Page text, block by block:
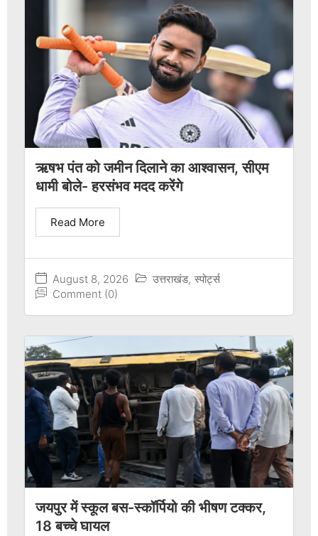
ऋषभ पंत को जमीन दिलाने का आश्वासन, सीएम
धामी बोले- हरसंभव मदद करेंगे
August 8, 2026 उत्तराखंड, स्पोर्ट्स
Comment (0)
Read More
जयपुर में स्कूल बस-स्कॉर्पियो की भीषण टक्कर,
18 बच्चे घायल